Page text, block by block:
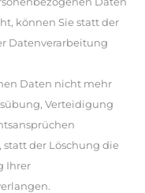
können Sie statt der
Datenverarbeitung
Daten nicht mehr
Verteidigung
statt der Löschung die
Ihrer